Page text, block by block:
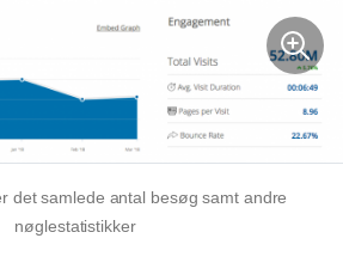
det samlede antal besøg samt andre
nøglestatistikker